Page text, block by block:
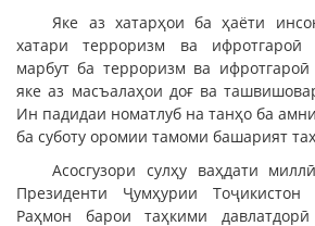
Яке аз хатарҳои ба ҳаёти
хатари терроризм ва
марбут ба терроризм ва
яке аз масъалаҳои доғ ва
Ин падидаи номатлуб на танҳо ба
ба суботу оромии тамоми башарият
Асосгузори сулҳу ваҳдати
Президенти Ҷумҳурии
Раҳмон барои таҳкими